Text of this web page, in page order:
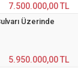
7.500.000,00 TL
Üzerinde
5.950.000,00 TL